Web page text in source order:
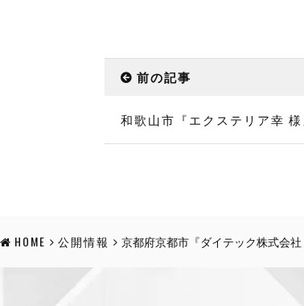
前の記事
和歌山市『エクステリア幸
HOME 公開情報 京都府京都市『ダイテック株式会